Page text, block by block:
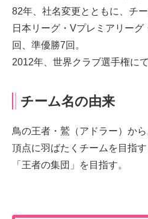
82年、社名変更とともに、チ
日本リーグ・Vプレミアリー
回、準優勝7回。
2012年、世界クラブ選手権にて
チーム名の由来
鳥の王者・鷲（アドラー）から
頂点に羽ばたくチームを目指
「王者の集団」を目指す。